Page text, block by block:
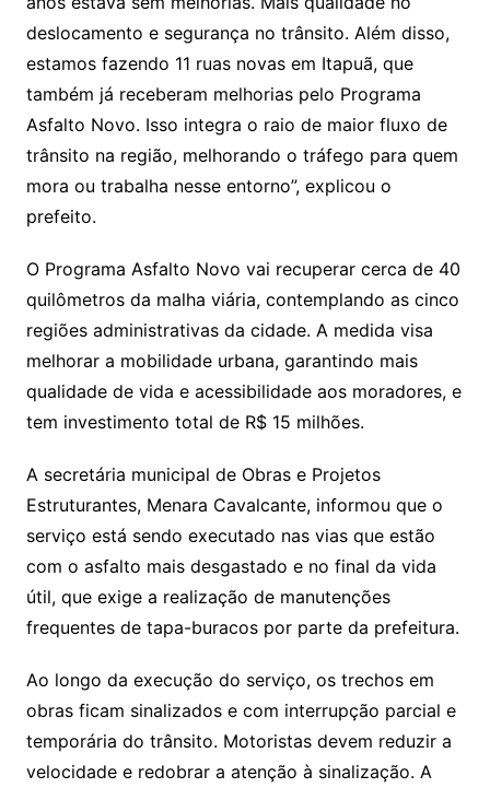
deslocamento e segurança no trânsito. Além disso,
estamos fazendo 11 ruas novas em Itapuã, que
também já receberam melhorias pelo Programa
Asfalto Novo. Isso integra o raio de maior fluxo de
trânsito na região, melhorando o tráfego para quem
mora ou trabalha nesse entorno”, explicou o
prefeito.
O Programa Asfalto Novo vai recuperar cerca de 40
quilômetros da malha viária, contemplando as cinco
regiões administrativas da cidade. A medida visa
melhorar a mobilidade urbana, garantindo mais
qualidade de vida e acessibilidade aos moradores, e
tem investimento total de R$ 15 milhões.
A secretária municipal de Obras e Projetos
Estruturantes, Menara Cavalcante, informou que o
serviço está sendo executado nas vias que estão
com o asfalto mais desgastado e no final da vida
útil, que exige a realização de manutenções
frequentes de tapa-buracos por parte da prefeitura.
Ao longo da execução do serviço, os trechos em
obras ficam sinalizados e com interrupção parcial e
temporária do trânsito. Motoristas devem reduzir a
velocidade e redobrar a atenção à sinalização. A